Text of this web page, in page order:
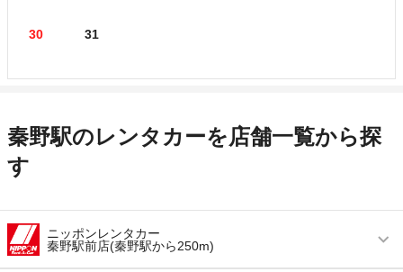
30 31
秦野駅のレンタカーを店舗一覧から探
す
ニッポンレンタカー
秦野駅前店(秦野駅から250m)